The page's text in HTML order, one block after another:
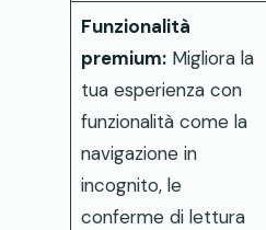
Funzionalità
premium:Migliora la
tua esperienza con
funzionalità come la
navigazione in
incognito, le
conferme di lettura